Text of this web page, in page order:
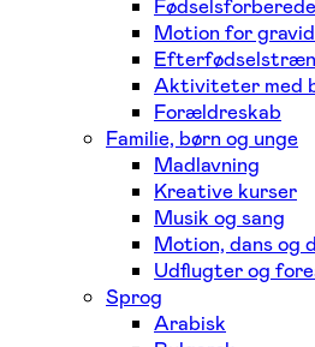
Motion for
Aktiviteter med
Forældreskab
Familie, børn og unge
Madlavning
Kreative kurser
Musik og sang
Motion, dans og
Udflugter og
Sprog
Arabisk